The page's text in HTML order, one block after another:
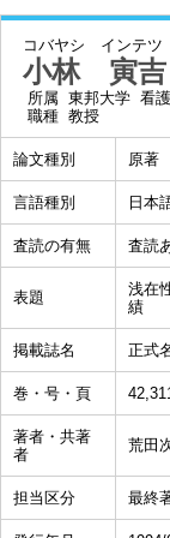
コバヤシ インテツ
小林 寅吉
所属 東邦大学 看
職種 教授
論文種別 原著
言語種別 日本
査読の有無 査読
表題
浅在
績
掲載誌名 正式
巻・号・頁
著者・共著
者
荒田
担当区分 最終